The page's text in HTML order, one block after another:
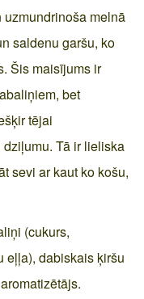
melnā
saldenu garšu, ko
Šis maisījums ir
bet
tējai
Tā ir lieliska
sevi ar kaut ko košu,
(cukurs,
eļļa), dabiskais ķiršu